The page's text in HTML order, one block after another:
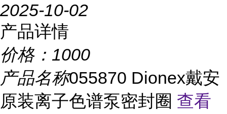
2025-10-02
产品详情
价格： 1000
产品名称055870 Dionex戴安
原装离子色谱泵密封圈 查看